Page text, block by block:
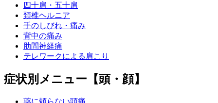
四十肩・五十肩
頚椎ヘルニア
手のしびれ・痛み
背中の痛み
肋間神経痛
テレワークによる肩こり
症状別メニュー【頭・顔】
薬に頼らない頭痛